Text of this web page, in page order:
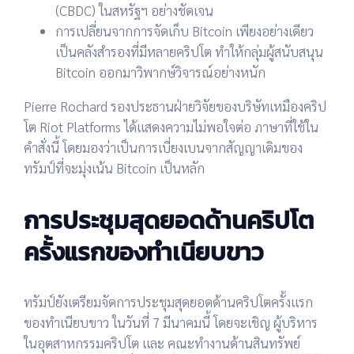
(CBDC)ในสหรัฐฯ อย่างชัดเจน
การเปลี่ยนจากการจัดเก็บ Bitcoin เพียงอย่างเดียว
เป็นคลังสำรองที่มีหลายคริปโต ทำให้กลุ่มผู้สนับสนุน
Bitcoin ออกมาวิพากษ์วิจารณ์อย่างหนัก
Pierre Rochard รองประธานฝ่ายวิจัยของบริษัทเหมืองคริป
โต Riot Platformsได้แสดงความไม่พอใจต่อ ภาษาที่ใช้ใน
คำสั่งนี้ โดยมองว่าเป็นการเบี่ยงเบนจากสัญญาเดิมของ
ทรัมป์ที่จะมุ่งเน้น Bitcoin เป็นหลัก
การประชุมสุดยอดด้านคริปโต
ครั้งแรกของทำเนียบขาว
ทรัมป์ยังเตรียมจัดการประชุมสุดยอดด้านคริปโตครั้งแรก
ของทำเนียบขาวในวันที่ 7 มีนาคมนี้ โดยจะเชิญ ผู้บริหาร
ในอุตสาหกรรมคริปโต และ คณะทำงานด้านสินทรัพย์